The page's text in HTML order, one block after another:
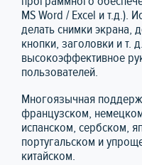
MS Word / Excel и т.д.).
делать снимки экрана,
кнопки, заголовки и т.
высокоэффективное
пользователей.
Многоязычная
французском,
испанском, сербском,
португальском и
китайском.